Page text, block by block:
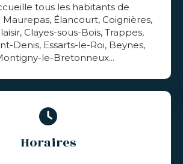
tous les habitants de
Maurepas, Élancourt, Coignières,
Clayes-sous-Bois, Trappes,
Denis, Essarts-le-Roi, Beynes,
le-Bretonneux...
Horaires